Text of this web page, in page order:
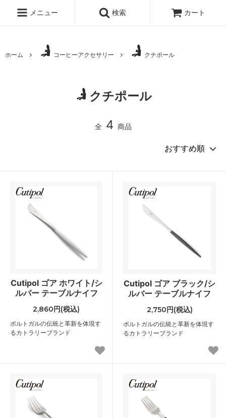
メニュー 検索 カート
ホーム コーヒーアクセサリー クチポール
クチポール
全 4 商品
Cutipol ゴア ホワイト/シ
ルバー テーブルナイフ
2,860円(税込)
ポルトガルの伝統と革新を体現す
るカトラリーブランド
Cutipol ゴア ブラック/シ
ルバー テーブルナイフ
2,750円(税込)
ポルトガルの伝統と革新を体現す
るカトラリーブランド